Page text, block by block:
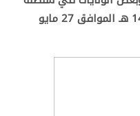
عمان يوم الثلاثاء 29 ذو القعدة 1446 هـ الموافق 27 مايو